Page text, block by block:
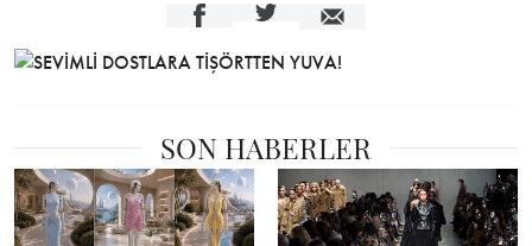
SON HABERLER